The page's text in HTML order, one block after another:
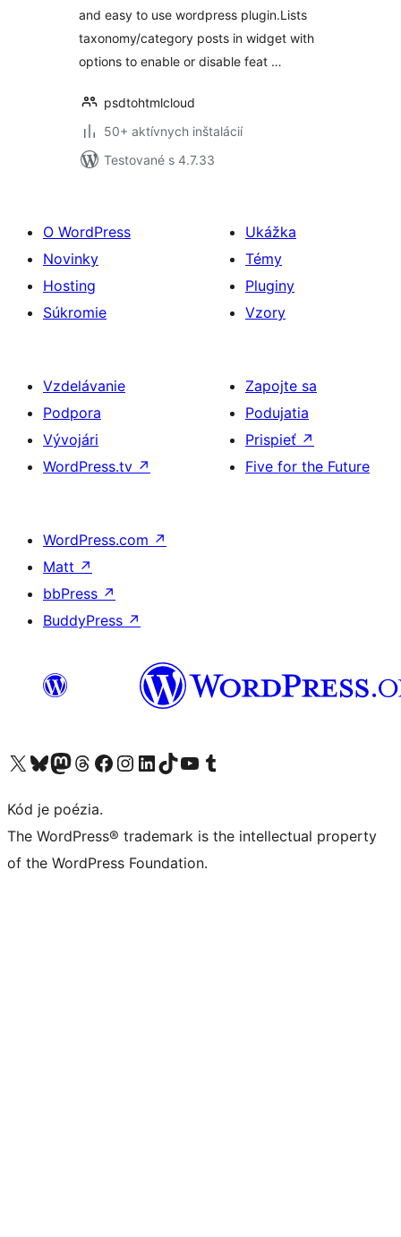
and easy to use wordpress plugin.Lists
taxonomy/category posts in widget with
options to enable or disable feat …
psdtohtmlcloud
50+ aktívnych inštalácií
Testované s 4.7.33
O WordPress
Novinky
Hosting
Súkromie
Ukážka
Témy
Pluginy
Vzory
Vzdelávanie
Podpora
Vývojári
WordPress.tv ↗
Zapojte sa
Podujatia
Prispieť ↗
Five for the Future
WordPress.com ↗
Matt ↗
bbPress ↗
BuddyPress ↗
Navštívte náš účet na X (predtým Twitter)
Navštívte náš účet na platforme Bluesky
Navštívte náš účet na Mastodone
Navštívte náš účet na platforme Threads
Navštívte našu stránku na Facebooku
Navštívte náš účet Instagram
Navštívte náš účet LinkedIn
Navštívte náš účet na platforme TikTok
Navštívte náš kanál YouTube
Navštívte náš účet na platforme Tumblr
Kód je poézia.
The WordPress® trademark is the intellectual property
of the WordPress Foundation.